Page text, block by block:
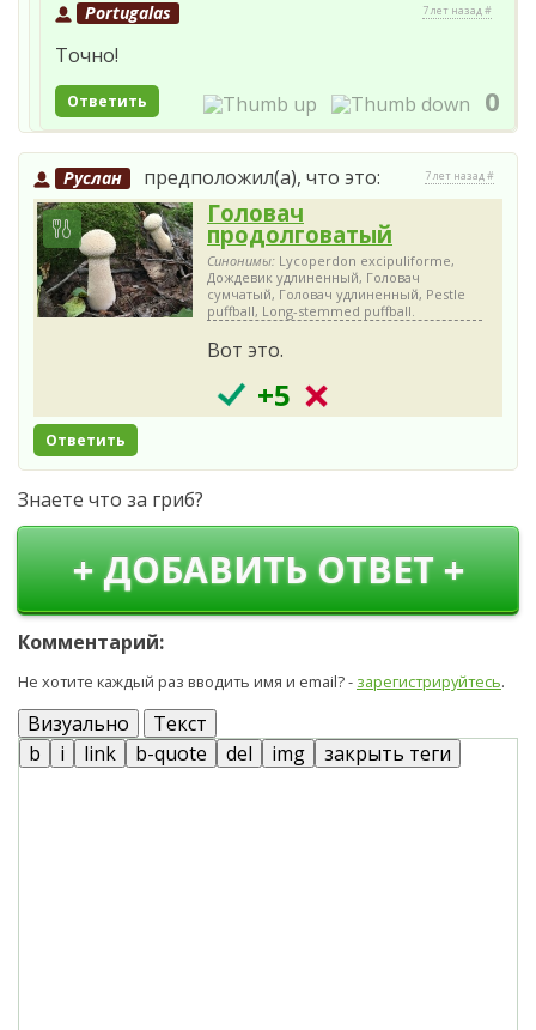
Portugalas 7 лет назад #
Точно!
Ответить 0
Руслан предположил(а), что это: 7 лет назад #
Головач
продолговатый
Синонимы: Lycoperdon excipuliforme,
Дождевик удлиненный, Головач
сумчатый, Головач удлиненный, Pestle
puffball, Long-stemmed puffball.
Вот это.
+5
Ответить
Знаете что за гриб?
+ ДОБАВИТЬ ОТВЕТ +
Комментарий:
Не хотите каждый раз вводить имя и email? - зарегистрируйтесь.
Визуально Текст